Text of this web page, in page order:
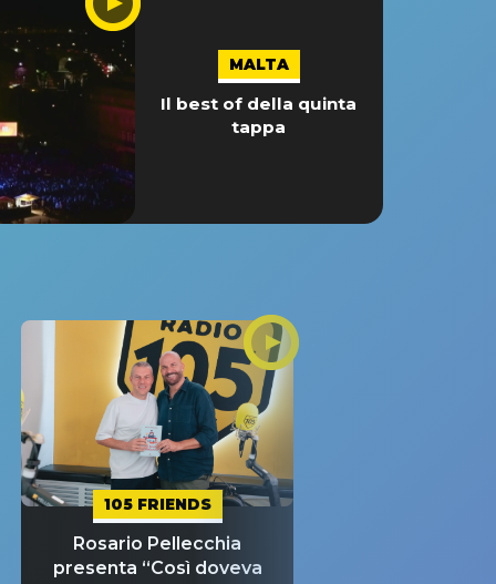
MALTA
Il best of della quinta
tappa
105 FRIENDS
Rosario Pellecchia
presenta “Così doveva